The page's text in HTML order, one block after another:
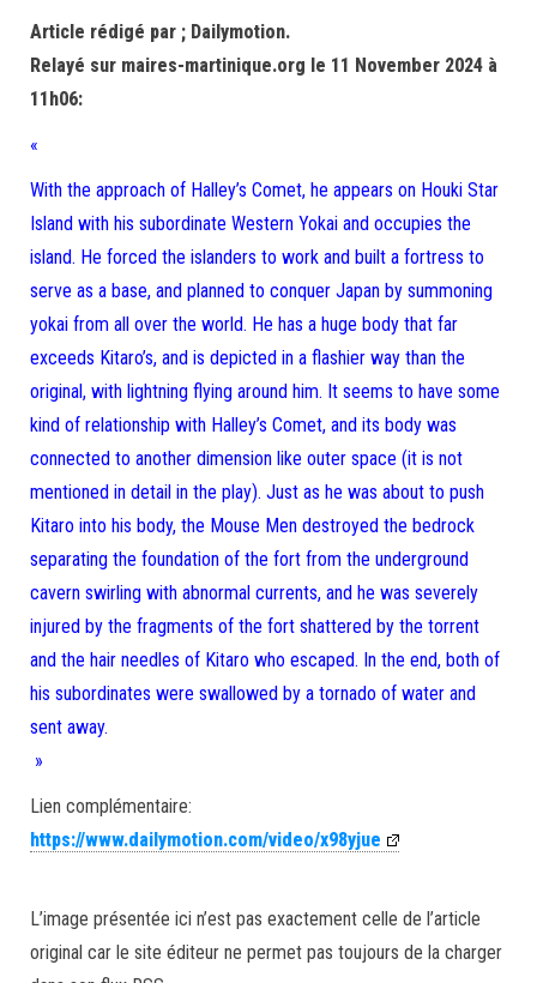
Article rédigé par ; Dailymotion.
Relayé sur maires-martinique.org le 11 November 2024 à
11h06:
«
With the approach of Halley’s Comet, he appears on Houki Star
Island with his subordinate Western Yokai and occupies the
island. He forced the islanders to work and built a fortress to
serve as a base, and planned to conquer Japan by summoning
yokai from all over the world. He has a huge body that far
exceeds Kitaro’s, and is depicted in a flashier way than the
original, with lightning flying around him. It seems to have some
kind of relationship with Halley’s Comet, and its body was
connected to another dimension like outer space (it is not
mentioned in detail in the play). Just as he was about to push
Kitaro into his body, the Mouse Men destroyed the bedrock
separating the foundation of the fort from the underground
cavern swirling with abnormal currents, and he was severely
injured by the fragments of the fort shattered by the torrent
and the hair needles of Kitaro who escaped. In the end, both of
his subordinates were swallowed by a tornado of water and
sent away.
»
Lien complémentaire:
https://www.dailymotion.com/video/x98yjue
L’image présentée ici n’est pas exactement celle de l’article
original car le site éditeur ne permet pas toujours de la charger